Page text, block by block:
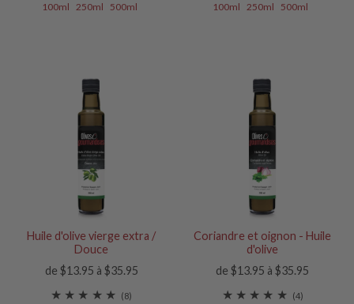
100ml 250ml 500ml 100ml 250ml 500ml
Huile d'olive vierge extra /
Douce
de $13.95 à $35.95
(8)
Coriandre et oignon - Huile
d'olive
de $13.95 à $35.95
(4)